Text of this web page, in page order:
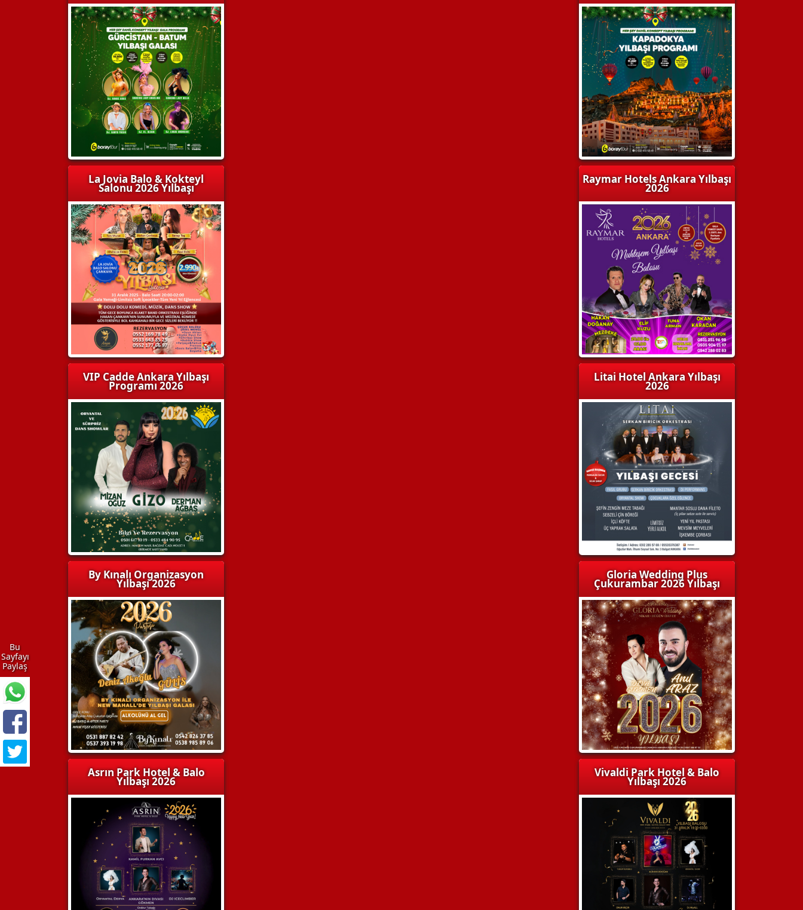
La Jovia Balo & Kokteyl
Salonu 2026 Yılbaşı
VIP Cadde Ankara Yılbaşı
Programı 2026
By Kınalı Organizasyon
Yılbaşı 2026
Asrın Park Hotel & Balo
Yılbaşı 2026
Raymar Hotels Ankara Yılbaşı
2026
Litai Hotel Ankara Yılbaşı
2026
Gloria Wedding Plus
Çukurambar 2026 Yılbaşı
Vivaldi Park Hotel & Balo
Yılbaşı 2026
Bu
Sayfayı
Paylaş